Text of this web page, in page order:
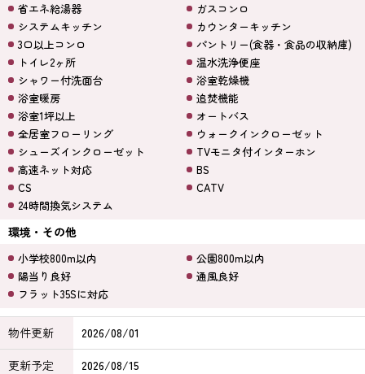
省エネ給湯器
ガスコンロ
システムキッチン
カウンターキッチン
3口以上コンロ
パントリー(食器・食品の収納庫)
トイレ2ヶ所
温水洗浄便座
シャワー付洗面台
浴室乾燥機
浴室暖房
追焚機能
浴室1坪以上
オートバス
全居室フローリング
ウォークインクローゼット
シューズインクローゼット
TVモニタ付インターホン
高速ネット対応
BS
CS
CATV
24時間換気システム
環境・その他
小学校800m以内
公園800m以内
陽当り良好
通風良好
フラット35Sに対応
物件更新
2026/08/01
更新予定
2026/08/15